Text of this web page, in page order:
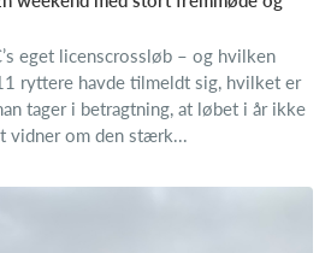
eget licenscrossløb – og hvilken
ryttere havde tilmeldt sig, hvilket er
tager i betragtning, at løbet i år ikke
vidner om den stærk...